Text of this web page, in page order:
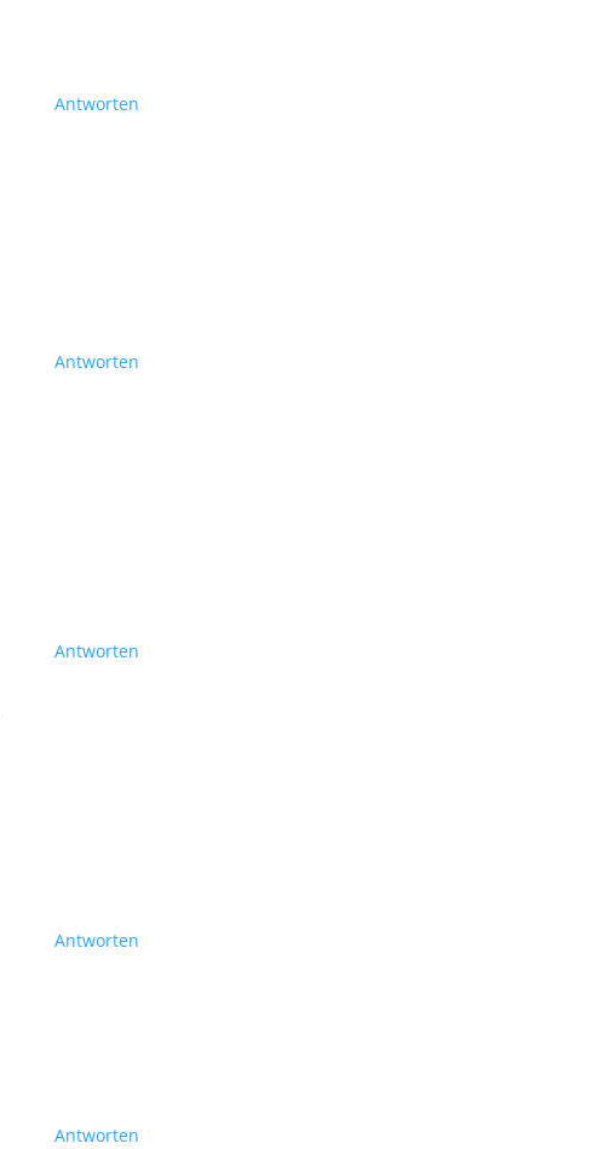
Antworten
Antworten
Antworten
Antworten
Antworten